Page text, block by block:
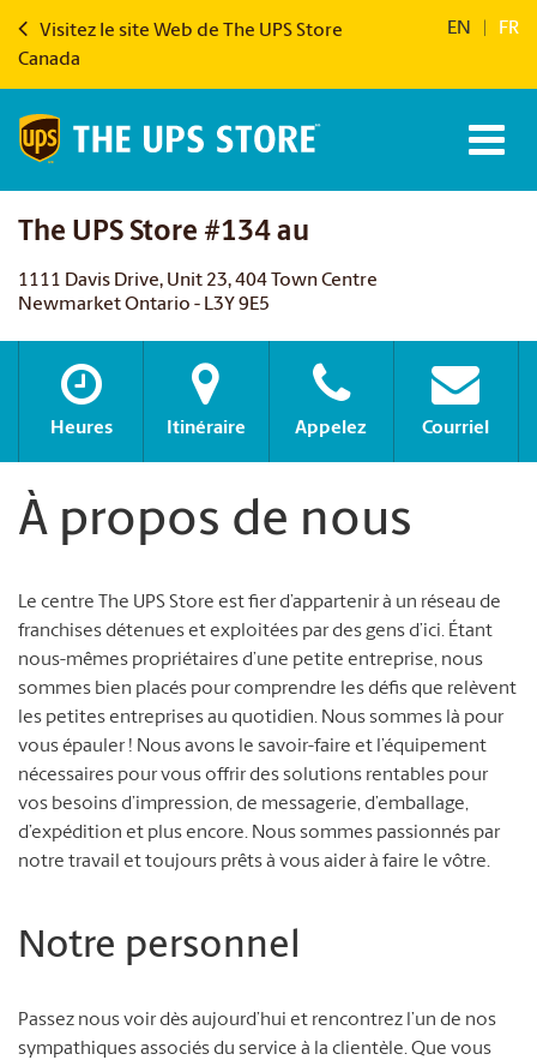
Visitez le site Web de The UPS Store
Canada
EN FR
The UPS Store #134 au
1111 Davis Drive, Unit 23, 404 Town Centre
Newmarket Ontario - L3Y 9E5
Heures Itinéraire Appelez Courriel
À propos de nous
Le centre The UPS Store est fier d’appartenir à un réseau de
franchises détenues et exploitées par des gens d’ici. Étant
nous-mêmes propriétaires d’une petite entreprise, nous
sommes bien placés pour comprendre les défis que relèvent
les petites entreprises au quotidien. Nous sommes là pour
vous épauler ! Nous avons le savoir-faire et l’équipement
nécessaires pour vous offrir des solutions rentables pour
vos besoins d’impression, de messagerie, d’emballage,
d’expédition et plus encore. Nous sommes passionnés par
notre travail et toujours prêts à vous aider à faire le vôtre.
Notre personnel
Passez nous voir dès aujourd’hui et rencontrez l’un de nos
sympathiques associés du service à la clientèle. Que vous